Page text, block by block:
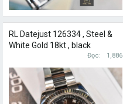
RL Datejust 126334 , Steel &
White Gold 18kt , black
Đọc 1,886